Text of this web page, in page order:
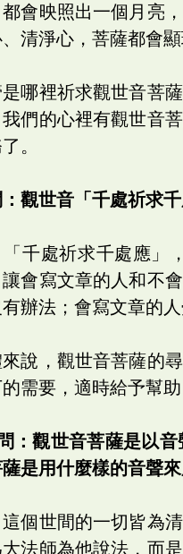
會映照出一個月亮
清淨心，菩薩都會顯
哪裡祈求觀世音菩
我們的心裡有觀世音
。
：觀世音「千處祈求
千處祈求千處應」
會寫文章的人和不
辦法；會寫文章的
說，觀世音菩薩的
需要，適時給予幫
：觀世音菩薩是以
是用什麼樣的音聲
個世間的一切皆為
大法師為他說法，而